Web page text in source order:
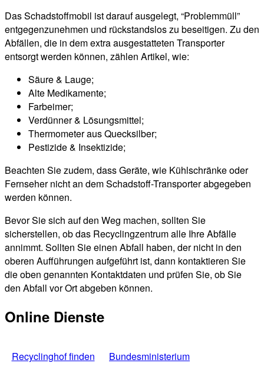
Das Schadstoffmobil ist darauf ausgelegt, “Problemmüll”
entgegenzunehmen und rückstandslos zu beseitigen. Zu den
Abfällen, die in dem extra ausgestatteten Transporter
entsorgt werden können, zählen Artikel, wie:
Säure & Lauge;
Alte Medikamente;
Farbeimer;
Verdünner & Lösungsmittel;
Thermometer aus Quecksilber;
Pestizide & Insektizide;
Beachten Sie zudem, dass Geräte, wie Kühlschränke oder
Fernseher nicht an dem Schadstoff-Transporter abgegeben
werden können.
Bevor Sie sich auf den Weg machen, sollten Sie
sicherstellen, ob das Recyclingzentrum alle Ihre Abfälle
annimmt. Sollten Sie einen Abfall haben, der nicht in den
oberen Aufführungen aufgeführt ist, dann kontaktieren Sie
die oben genannten Kontaktdaten und prüfen Sie, ob Sie
den Abfall vor Ort abgeben können.
Online Dienste
Recyclinghof finden Bundesministerium